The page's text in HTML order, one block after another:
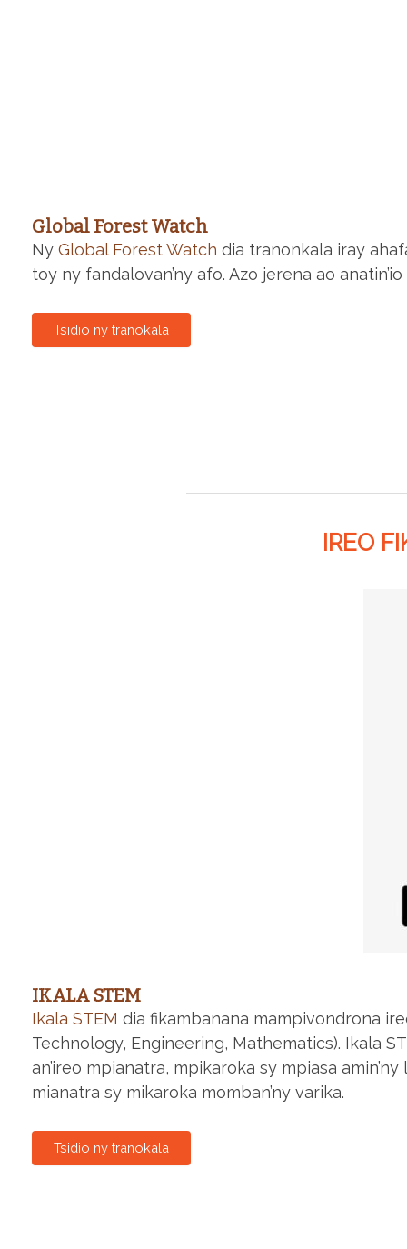
Global Forest Watch
Ny Global Forest Watch dia tranonkala iray
toy ny fandalovan’ny afo. Azo jerena ao
Tsidio ny tranokala
IREO
IKALA STEM
Ikala STEM dia fikambanana mampivondrona
Technology, Engineering, Mathematics). Ikala
an’ireo mpianatra, mpikaroka sy mpiasa
mianatra sy mikaroka momban’ny varika.
Tsidio ny tranokala